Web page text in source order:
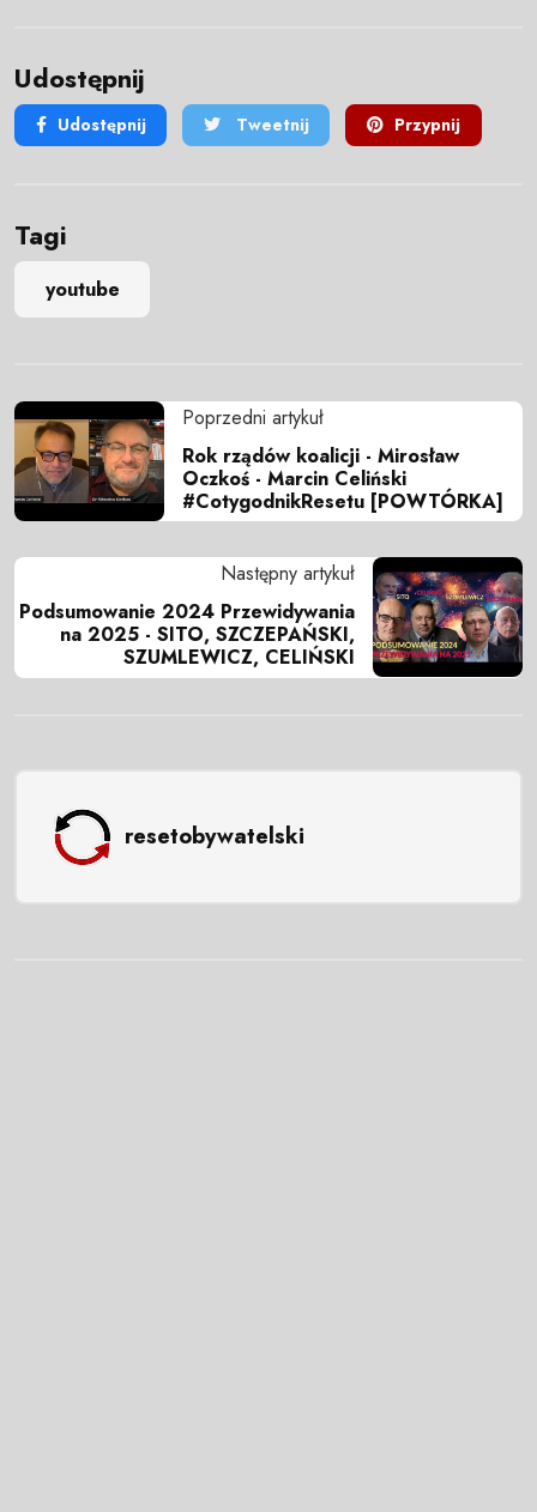
Udostępnij
Udostępnij Tweetnij Przypnij
Tagi
youtube
Poprzedni artykuł
Rok rządów koalicji - Mirosław
Oczkoś - Marcin Celiński
#CotygodnikResetu [POWTÓRKA]
Następny artykuł
Podsumowanie 2024 Przewidywania
na 2025 - SITO, SZCZEPAŃSKI,
SZUMLEWICZ, CELIŃSKI
resetobywatelski